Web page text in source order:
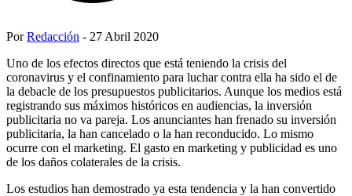
PorRedacción - 27 Abril 2020
Uno de los efectos directos que está teniendo la crisis del
coronavirus y el confinamiento para luchar contra ella ha sido el de
la debacle de los presupuestos publicitarios. Aunque los medios está
registrando sus máximos históricos en audiencias, la inversión
publicitaria no va pareja. Los anunciantes han frenado su inversión
publicitaria, la han cancelado o la han reconducido. Lo mismo
ocurre con el marketing. El gasto en marketing y publicidad es uno
de los daños colaterales de la crisis.
Los estudios han demostrado ya esta tendencia y la han convertido